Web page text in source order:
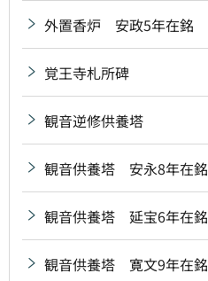
外置香炉 安政5年在銘
覚王寺札所碑
観音逆修供養塔
観音供養塔 安永8年在銘
観音供養塔 延宝6年在銘
観音供養塔 寛文9年在銘